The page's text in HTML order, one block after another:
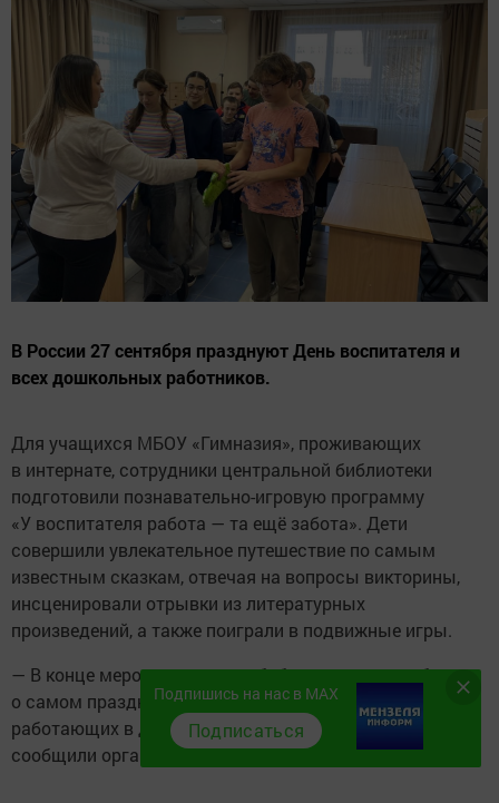
В России 27 сентября празднуют День воспитателя и
всех дошкольных работников.
Для учащихся МБОУ «Гимназия», проживающих
в интернате, сотрудники центральной библиотеки
подготовили познавательно-игровую программу
«У воспитателя работа — та ещё забота». Дети
совершили увлекательное путешествие по самым
известным сказкам, отвечая на вопросы викторины,
инсценировали отрывки из литературных
произведений, а также поиграли в подвижные игры.
— В конце мероприятия мы обобщили знания ребят
о самом празднике, о многообразии профессий людей,
работающих в детских дошкольных учреждениях, —
сообщили организаторы мероприятия.
Подпишись на нас в MAX
Подписаться